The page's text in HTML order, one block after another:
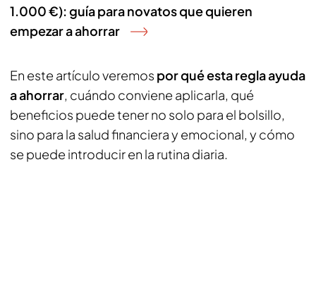
1.000 €): guía para novatos que quieren
empezar a ahorrar
En este artículo veremos por qué esta regla ayuda
a ahorrar, cuándo conviene aplicarla, qué
beneficios puede tener no solo para el bolsillo,
sino para la salud financiera y emocional, y cómo
se puede introducir en la rutina diaria.